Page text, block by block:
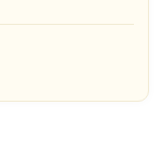
る、自分を責
いると思わ